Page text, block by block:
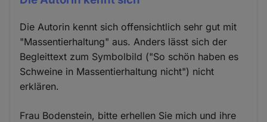
Die Autorin kennt sich offensichtlich sehr gut mit
"Massentierhaltung" aus. Anders lässt sich der
Begleittext zum Symbolbild ("So schön haben es
Schweine in Massentierhaltung nicht") nicht
erklären.
Frau Bodenstein, bitte erhellen Sie mich und ihre